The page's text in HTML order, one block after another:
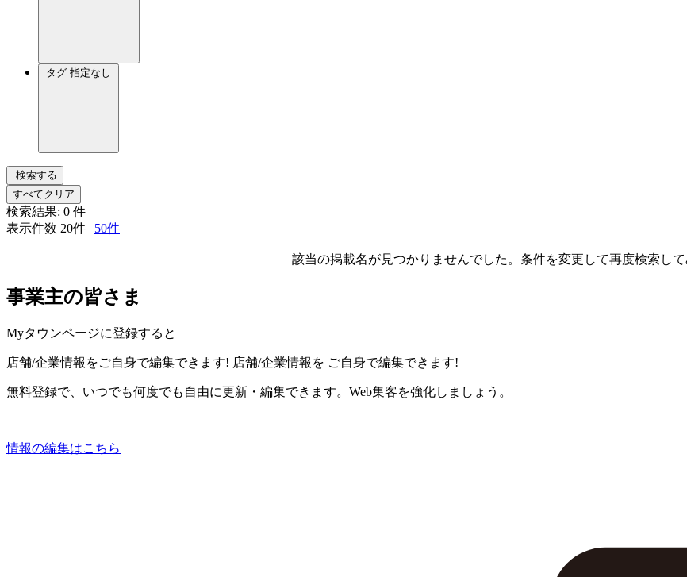
タグ 指定なし
検索する
すべてクリア
検索結果: 0 件
表示件数 20件 | 50件
該当の掲載名が見つかりませんでした。条件を変更して再度検索して
事業主の皆さま
Myタウンページに登録すると
店舗/企業情報をご自身で編集できます! 店舗/企業情報を ご自身で編集できます!
無料登録で、いつでも何度でも自由に更新・編集できます。Web集客を強化しましょう。
情報の編集はこちら